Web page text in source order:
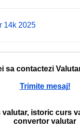
14k 2025
sa contactezi
Trimite mesaj!
valutar, istoric curs
convertor valutar